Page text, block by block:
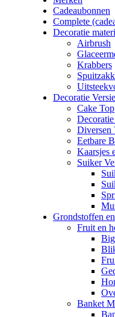
Cadeaubonnen
Complete
Decoratie
Airbrush
Krabbers
Decoratie
Cake
Diversen
Eetbare
Kaarsjes
Suiker
Grondstoffen
Fruit en
Banket